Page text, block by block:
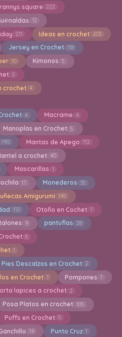
square 222
12
211 Ideas en crochet 203
Jersey en Crochet 118
10 Kimonos 5
2
crochet 4
4 Macrame 4
Manoplas en Crochet 5
190 Mantas de Apego 112
a crochet 40
Mascarillas 1
17 Monederos 35
Amigurumi 145
112 Otoño en Cochet 1
9 pantuflas 28
8
1
Pies Descalzos en Crochet 2
en Crochet 1 Pompones 1
lapices a crochet 2
Posa Platos en crochet 105
Puffs en Crochet 5
16 Punto Cruz 1